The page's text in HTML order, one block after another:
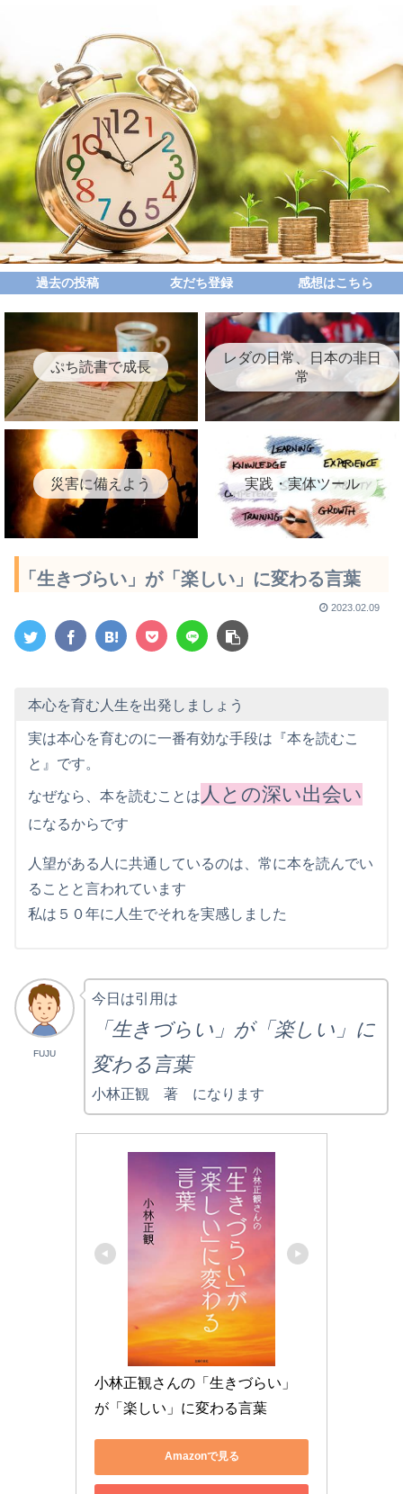
過去の投稿 友だち登録 感想はこちら
ぷち読書で成長
レダの日常、日本の非日
常
災害に備えよう 実践・実体ツール
「生きづらい」が「楽しい」に変わる言葉
2023.02.09
本心を育む人生を出発しましょう
実は本心を育むのに一番有効な手段は『本を読むこ
と』です。
なぜなら、本を読むことは 人との深い出会い
になるからです
人望がある人に共通しているのは、常に本を読んでい
ることと言われています
私は５０年に人生でそれを実感しました
FUJU
今日は引用は
「生きづらい」が「楽しい」に
変わる言葉
小林正観 著 になります
小林正観さんの「生きづらい」
が「楽しい」に変わる言葉
Amazonで見る